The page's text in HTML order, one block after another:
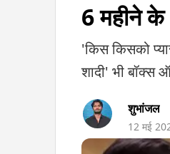
6 महीने के
'किस किसको
शादी' भी बॉक्स
शुभांजल
12 मई